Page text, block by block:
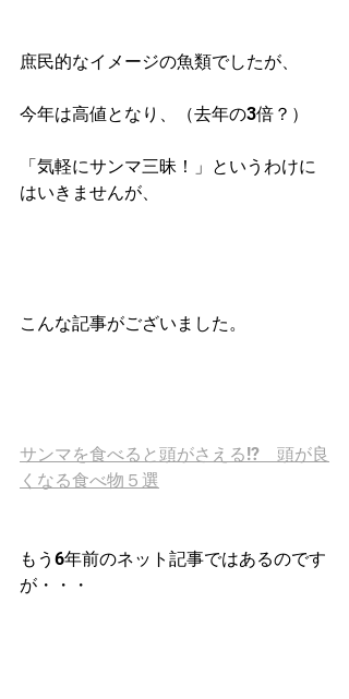
庶民的なイメージの魚類でしたが、
今年は高値となり、（去年の3倍？）
「気軽にサンマ三昧！」というわけに
はいきませんが、
こんな記事がございました。
サンマを食べると頭がさえる!?　頭が良
くなる食べ物５選
もう6年前のネット記事ではあるのです
が・・・